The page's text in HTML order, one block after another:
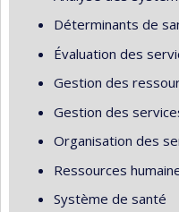
Déterminants de
Évaluation des
Gestion des
Gestion des
Organisation des
Ressources
Système de santé